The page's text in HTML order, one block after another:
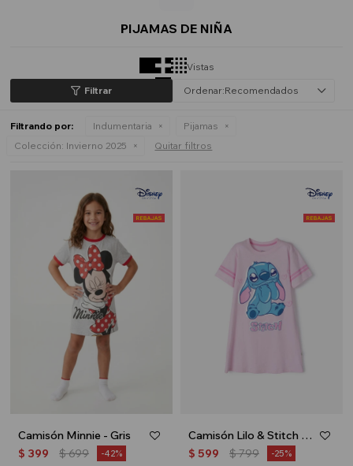
PIJAMAS DE NIÑA
Vistas
Recomendados
Filtrando por: Indumentaria
Pijamas
Colección: Invierno 2025 Quitar filtros
Camisón Minnie - Gris
$ 399 $699 42
Camisón Lilo & Stitch - Rosa
$ 599 $799 25